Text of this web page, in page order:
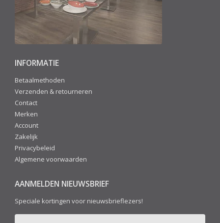
INFORMATIE
Betaalmethoden
Verzenden & retourneren
Contact
Merken
Account
Zakelijk
Privacybeleid
Algemene voorwaarden
AANMELDEN NIEUWSBRIEF
Speciale kortingen voor nieuwsbrieflezers!